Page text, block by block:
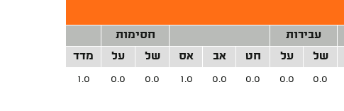
עבירות
חסימות
של על חט אב אס של על מדד
0.0
0.0
0.0
0.0
1.0
0.0
0.0
1.0